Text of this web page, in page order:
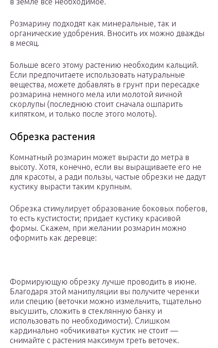
Розмарину подходят как минеральные, так и
органические удобрения. Вносить их можно дважды
в месяц.
Больше всего этому растению необходим кальций.
Если предпочитаете использовать натуральные
вещества, можете добавлять в грунт при пересадке
розмарина немного мела или молотой яичной
скорлупы (последнюю стоит сначала ошпарить
кипятком, и только после этого молоть).
Обрезка растения
Комнатный розмарин может вырасти до метра в
высоту. Хотя, конечно, если вы выращиваете его не
для красоты, а ради пользы, частые обрезки не дадут
кустику вырасти таким крупным.
Обрезка стимулирует образование боковых побегов,
то есть кустистости; придает кустику красивой
формы. Скажем, при желании розмарин можно
оформить как деревце:
Формирующую обрезку лучше проводить в июне.
Благодаря этой манипуляции вы получите черенки
или специю (веточки можно измельчить, тщательно
высушить, сложить в стеклянную банку и
использовать по необходимости). Слишком
кардинально «обчикивать» кустик не стоит —
снимайте с растения максимум треть веточек.